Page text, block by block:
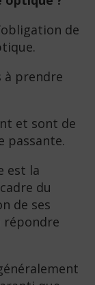
de
à prendre
et sont de
passante.
est la
du
de ses
répondre